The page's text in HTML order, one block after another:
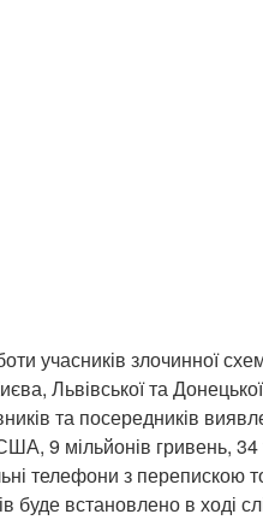
учасників злочинної
Львівської та
та посередників
9 мільйонів гривень, 34
телефони з перепискою
встановлено в ході